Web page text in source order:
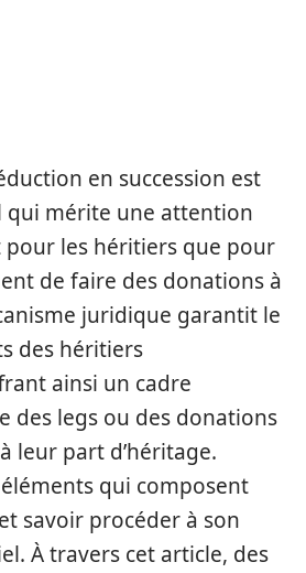
en succession est
qui mérite une attention
les héritiers que pour
de faire des donations à
juridique garantit le
des héritiers
ainsi un cadre
des legs ou des donations
leur part d’héritage.
qui composent
savoir procéder à son
À travers cet article, des